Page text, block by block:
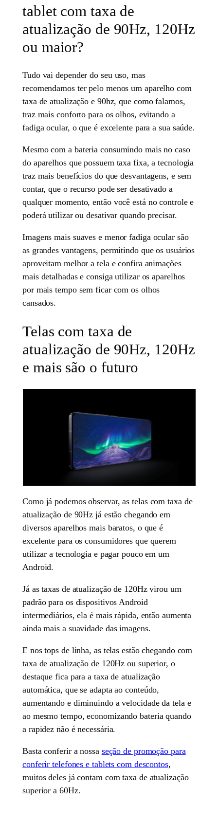
tablet com taxa de
atualização de 90Hz, 120Hz
ou maior?
Tudo vai depender do seu uso, mas
recomendamos ter pelo menos um aparelho com
taxa de atualização e 90hz, que como falamos,
traz mais conforto para os olhos, evitando a
fadiga ocular, o que é excelente para a sua saúde.
Mesmo com a bateria consumindo mais no caso
do aparelhos que possuem taxa fixa, a tecnologia
traz mais benefícios do que desvantagens, e sem
contar, que o recurso pode ser desativado a
qualquer momento, então você está no controle e
poderá utilizar ou desativar quando precisar.
Imagens mais suaves e menor fadiga ocular são
as grandes vantagens, permitindo que os usuários
aproveitam melhor a tela e confira animações
mais detalhadas e consiga utilizar os aparelhos
por mais tempo sem ficar com os olhos
cansados.
Telas com taxa de
atualização de 90Hz, 120Hz
e mais são o futuro
Como já podemos observar, as telas com taxa de
atualização de 90Hz já estão chegando em
diversos aparelhos mais baratos, o que é
excelente para os consumidores que querem
utilizar a tecnologia e pagar pouco em um
Android.
Já as taxas de atualização de 120Hz virou um
padrão para os dispositivos Android
intermediários, ela é mais rápida, então aumenta
ainda mais a suavidade das imagens.
E nos tops de linha, as telas estão chegando com
taxa de atualização de 120Hz ou superior, o
destaque fica para a taxa de atualização
automática, que se adapta ao conteúdo,
aumentando e diminuindo a velocidade da tela e
ao mesmo tempo, economizando bateria quando
a rapidez não é necessária.
Basta conferir a nossa seção de promoção para
conferir telefones e tablets com descontos,
muitos deles já contam com taxa de atualização
superior a 60Hz.